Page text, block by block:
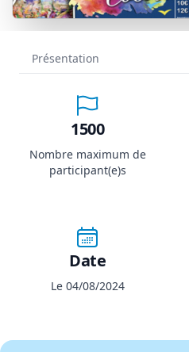
1500
Nombre maximum de
participant(e)s
Date
Le 04/08/2024